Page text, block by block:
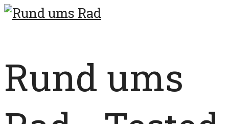
Rund ums